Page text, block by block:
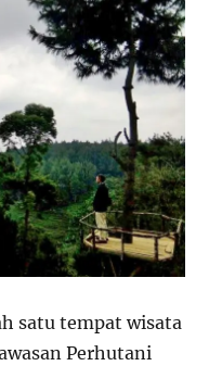
satu tempat wisata
Perhutani